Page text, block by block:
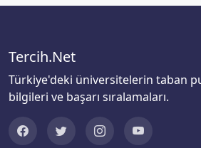
Tercih.Net
Türkiye'deki üniversitelerin taban
bilgileri ve başarı sıralamaları.